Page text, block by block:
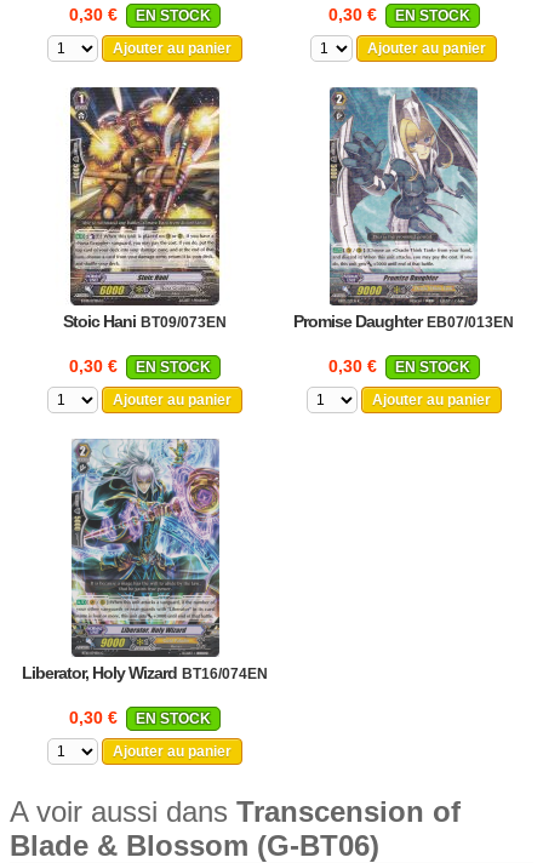
0,30 €
EN STOCK
Ajouter au panier
0,30 €
EN STOCK
Ajouter au panier
Stoic Hani BT09/073EN
0,30 €
EN STOCK
Ajouter au panier
Promise Daughter EB07/013EN
0,30 €
EN STOCK
Ajouter au panier
Liberator, Holy Wizard BT16/074EN
0,30 €
EN STOCK
Ajouter au panier
A voir aussi dans Transcension of
Blade & Blossom (G-BT06)